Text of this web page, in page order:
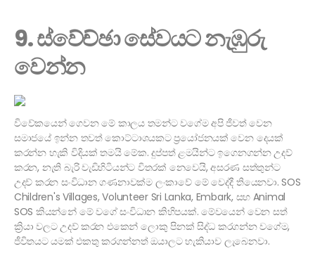
9. ස්වේච්ඡා සේවයට නැඹුරු
වෙන්න
විවේකයෙන් ගෙවන මේ කාලය තමන්ට වගේම අපි ජීවත් වෙන
සමාජයේ ඉන්න තවත් කොට්ටාශයකට ප්‍රයෝජනයක් වෙන දෙයක්
කරන්න හැකි විදියක් තමයි මේක. දුප්පත් ළමයින්ට ඉගෙනගන්න උදව්
කරන, නැති බැරි වැඩිහිටියන්ට විතරක් නෙවෙයි, අසරණ සත්තුන්ට
උදව් කරන සංවිධාන ගණනාවක්ම ලංකාවේ මේ වෙද්දී තියෙනවා. SOS
Children's Villages, Volunteer Sri Lanka, Embark, සහ Animal
SOS කියන්නේ මේ වගේ සංවිධාන කිහිපයක්. මේවයෙන් වෙන සත්
ක්‍රියා වලට උදව් කරන එකෙන් ලොකු පිනක් සිද්ධ කරගන්න වගේම,
ජීවිතයට යමක් එකතු කරගන්නත් ඔයාලට හැකියාව ලැබෙනවා.